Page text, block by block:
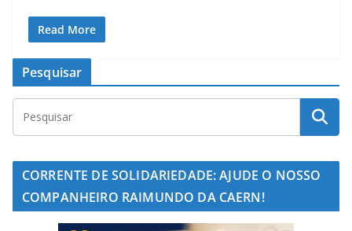
Read More
Pesquisar
CORRENTE DE SOLIDARIEDADE: AJUDE O NOSSO
COMPANHEIRO RAIMUNDO DA CAERN!